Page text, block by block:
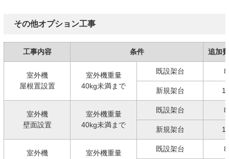
その他オプション工事
工事内容 条件 追加
室外機
屋根置設置
室外機重量
40kg未満まで
既設架台
新規架台
室外機
壁面設置
室外機重量
40kg未満まで
既設架台
新規架台
室外機
室外機重量
既設架台